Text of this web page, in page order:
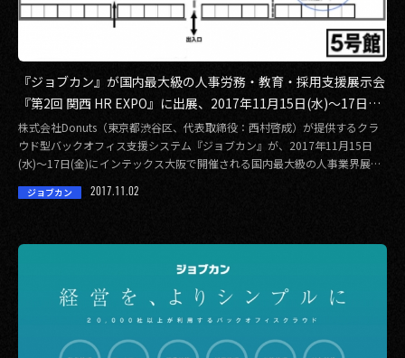
2015
2014
2013
2012
2011
2009
『ジョブカン』が国内最大級の人事労務・教育・採用支援展示会
『第2回 関西 HR EXPO』に出展、2017年11月15日(水)～17日
(金)開催
株式会社Donuts（東京都渋谷区、代表取締役：西村啓成）が提供するクラ
ウド型バックオフィス支援システム『ジョブカン』が、2017年11月15日
(水)～17日(金)にインテックス大阪で開催される国内最大級の人事業界展示
ジョブカン 2017.11.02